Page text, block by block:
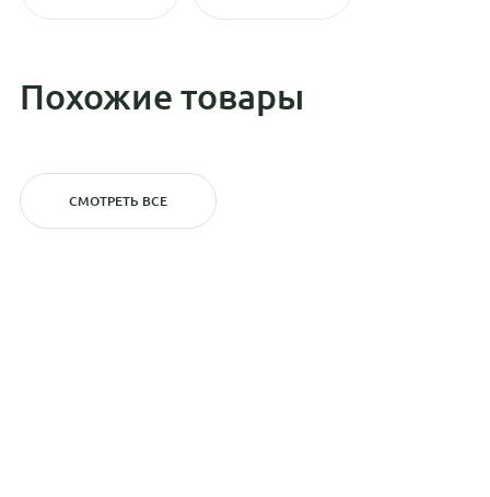
Похожие товары
СМОТРЕТЬ ВСЕ